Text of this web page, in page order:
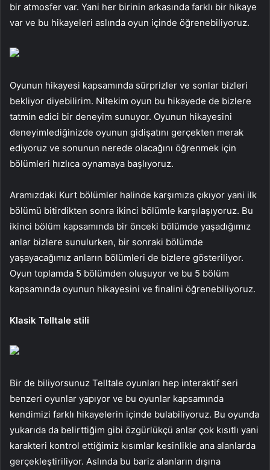
bir atmosfer var. Yani her birinin arkasında farklı bir hikaye
var ve bu hikayeleri aslında oyun içinde öğrenebiliyoruz.
Oyunun hikayesi kapsamında sürprizler ve sonlar bizleri
bekliyor diyebilirim. Nitekim oyun bu hikayede de bizlere
tatmin edici bir deneyim sunuyor. Oyunun hikayesini
deneyimlediğinizde oyunun gidişatını gerçekten merak
ediyoruz ve sonunun nerede olacağını öğrenmek için
bölümleri hızlıca oynamaya başlıyoruz.
Aramızdaki Kurt bölümler halinde karşımıza çıkıyor yani ilk
bölümü bitirdikten sonra ikinci bölümle karşılaşıyoruz. Bu
ikinci bölüm kapsamında bir önceki bölümde yaşadığımız
anlar bizlere sunulurken, bir sonraki bölümde
yaşayacağımız anların bölümleri de bizlere gösteriliyor.
Oyun toplamda 5 bölümden oluşuyor ve bu 5 bölüm
kapsamında oyunun hikayesini ve finalini öğrenebiliyoruz.
Klasik Telltale stili
Bir de biliyorsunuz Telltale oyunları hep interaktif seri
benzeri oyunlar yapıyor ve bu oyunlar kapsamında
kendimizi farklı hikayelerin içinde bulabiliyoruz. Bu oyunda
yukarıda da belirttiğim gibi özgürlükçü anlar çok kısıtlı yani
karakteri kontrol ettiğimiz kısımlar kesinlikle ana alanlarda
gerçekleştiriliyor. Aslında bu bariz alanların dışına